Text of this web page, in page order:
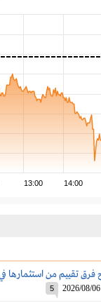
13:00 14:00
2026/08/06
5